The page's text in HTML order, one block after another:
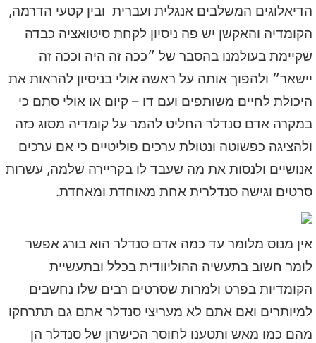
הדיאלוגים המשלבים אנגלית ועברית ובין קטעי הדרמה,
הקומדיה והאקשן יש פה ניסיון לקחת סיטואציה כבדה
שקיימת בעולמנו בהסבר של ״ככה זה היה וככה זה
יישאר״ ולהפוך אותה על ראשה אולי בניסיון להראות את
היכולת לחיים משותפים ועם דו – קיום או אולי סתם כי
במקרה אדם סנדלר החליט להמר על קומדיה מסוג כזה
ולהציגה כפשוטה ונטולת ערכים פוליטיים כי אם ערכים
אנושיים ולנסות את מה שעבד לו בקריירה שלמה, עשרות
סרטים וגישה סנדלרית אחת מאוחדת ומאחדת.
אין מנוס מלומר עד כמה אדם סנדלר הוא בורג אפשר
לומר חשוב בתעשיה ההוליוודית בכלל ובתעשיית
הקומדיות בפרט ולמרות שסרטים רבים שלו נחשבים
למיותרים ואם אתם לא מעריצי סנדלר אתם גם תתרחקו
מהם כמו מאש ותטענו לחוסר הכישרון של סנדלר הן